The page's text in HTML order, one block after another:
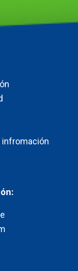
infromación